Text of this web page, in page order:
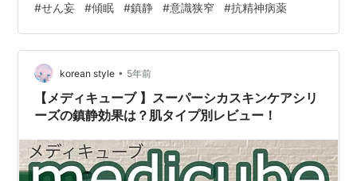
障害に対して、定期的に抗不安薬を用いることをできる
限りさけ、頓服の抗不安薬についても可能な限り使用を
控えるようにしたりしています。 認知症においても、情
動不安定性に対しても鎮静作用を有する薬物療法はでき
るだけ控えるようにしています。おかげで、錠剤を用い
た治療が少なく、細粒ばかりの治療が中心となった…
#せん妄 #傾眠 #鎮静 #意識狭窄 #抗精神病薬
korean style • 5年前
【メディキューブ 】スーパーシカスキンケアシリ
ーズの鎮静効果は？肌タイプ別レビュー！